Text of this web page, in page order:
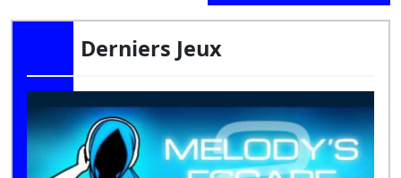
Derniers Jeux